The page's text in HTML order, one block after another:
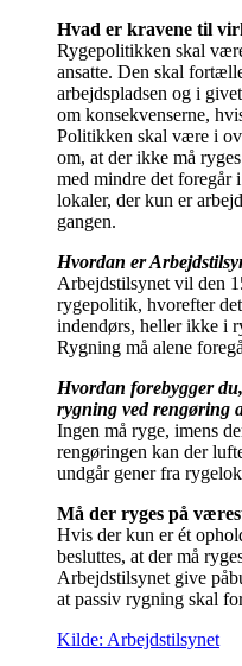
Hvad er kravene til
Rygepolitikken skal
ansatte. Den skal
arbejdspladsen og i
om konsekvenserne,
Politikken skal være i
om, at der ikke må
med mindre det foregår
lokaler, der kun er
gangen.
Hvordan er
Arbejdstilsynet vil den
rygepolitik, hvorefter
indendørs, heller ikke i
Rygning må alene
Hvordan forebygger
rygning ved rengøring
Ingen må ryge, imens
rengøringen kan der
undgår gener fra
Må der ryges på
Hvis der kun er ét
besluttes, at der må
Arbejdstilsynet give
at passiv rygning skal
Kilde: Arbejdstilsynet